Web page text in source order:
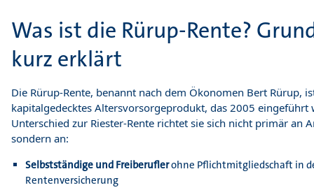
Was ist die Rürup-Rente?
kurz erklärt
Die Rürup-Rente, benannt nach dem Ökonomen Bert Rürup,
kapitalgedecktes Altersvorsorgeprodukt, das 2005 eingeführt
Unterschied zur Riester-Rente richtet sie sich nicht primär an
sondern an:
Selbstständige und Freiberuflerohne Pflichtmitgliedschaft in
Rentenversicherung